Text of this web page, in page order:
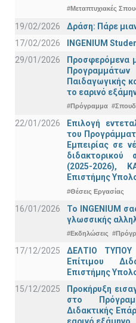
#Μεταπτυχιακές
19/02/2026
Δράση: Πάρε
17/02/2026
INGENIUM
29/01/2026
Προσφερόμενα
Παιδαγωγικής
το εαρινό
#Πρόγραμμα
22/01/2026
Επιλογή
του
Εμπειρίας σε
διδακτορικού
(2025-2026),
Επιστήμης
#Θέσεις Εργασίας
16/01/2026
Το INGENIUM
γλωσσικής
#Εκδηλώσεις
17/12/2025
ΔΕΛΤΙΟ ΤΥΠΟΥ
Επίτιμου
Επιστήμης
15/12/2025
Προκήρυξη
στο
Διδακτικής